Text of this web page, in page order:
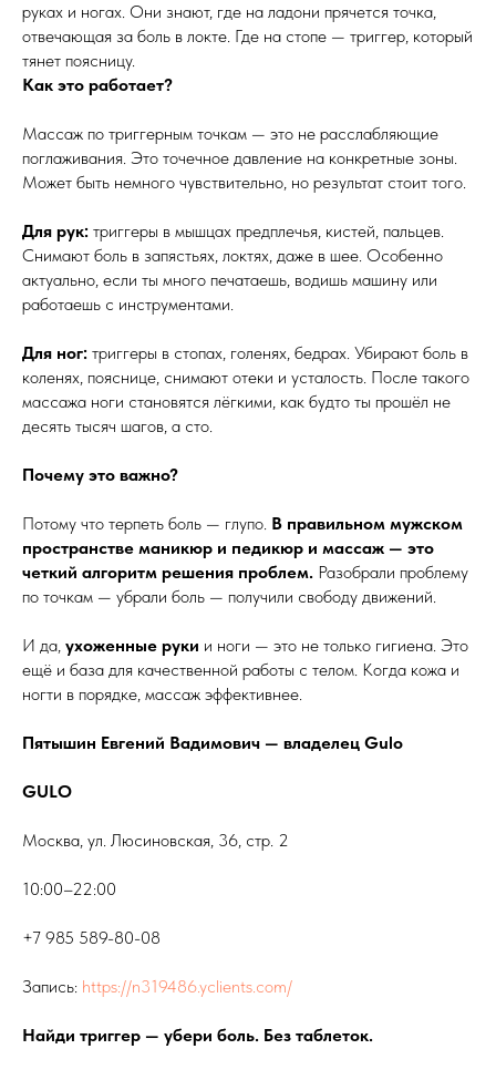
руках и ногах. Они знают, где на ладони прячется точка,
отвечающая за боль в локте. Где на стопе — триггер, который
тянет поясницу.
Как это работает?
Массаж по триггерным точкам — это не расслабляющие
поглаживания. Это точечное давление на конкретные зоны.
Может быть немного чувствительно, но результат стоит того.
Для рук: триггеры в мышцах предплечья, кистей, пальцев.
Снимают боль в запястьях, локтях, даже в шее. Особенно
актуально, если ты много печатаешь, водишь машину или
работаешь с инструментами.
Для ног: триггеры в стопах, голенях, бедрах. Убирают боль в
коленях, пояснице, снимают отеки и усталость. После такого
массажа ноги становятся лёгкими, как будто ты прошёл не
десять тысяч шагов, а сто.
Почему это важно?
Потому что терпеть боль — глупо. В правильном мужском
пространстве маникюр и педикюр и массаж — это
четкий алгоритм решения проблем. Разобрали проблему
по точкам — убрали боль — получили свободу движений.
И да, ухоженные руки и ноги — это не только гигиена. Это
ещё и база для качественной работы с телом. Когда кожа и
ногти в порядке, массаж эффективнее.
Пятышин Евгений Вадимович — владелец Gulo
GULO
Москва, ул. Люсиновская, 36, стр. 2
10:00–22:00
+7 985 589-80-08
Запись: https://n319486.yclients.com/
Найди триггер — убери боль. Без таблеток.